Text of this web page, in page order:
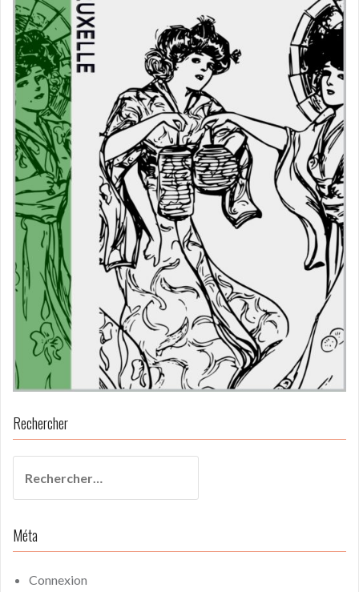
Rechercher
Méta
Connexion